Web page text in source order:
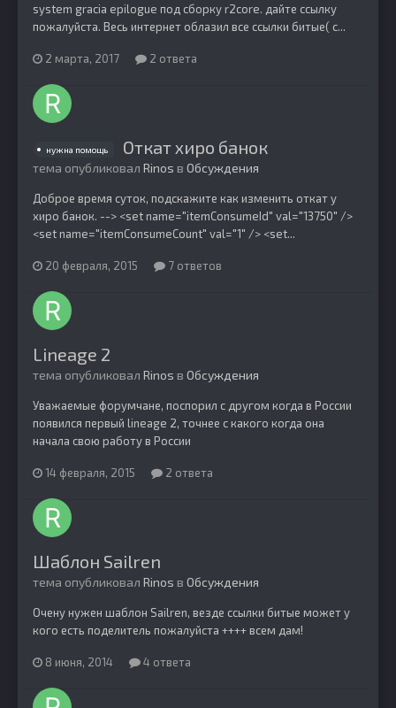
system gracia epilogue под сборку r2core. дайте ссылку
пожалуйста. Весь интернет облазил все ссылки битые( с...
2 марта, 2017 2 ответа
нужна помощь Откат хиро банок
тема опубликовал Rinos в Обсуждения
Доброе время суток, подскажите как изменить откат у
хиро банок. --> <set name="itemConsumeId" val="13750" />
<set name="itemConsumeCount" val="1" /> <set...
20 февраля, 2015 7 ответов
Lineage 2
тема опубликовал Rinos в Обсуждения
Уважаемые форумчане, поспорил с другом когда в России
появился первый lineage 2, точнее с какого когда она
начала свою работу в России
14 февраля, 2015 2 ответа
Шаблон Sailren
тема опубликовал Rinos в Обсуждения
Очену нужен шаблон Sailren, везде ссылки битые может у
кого есть поделитель пожалуйста ++++ всем дам!
8 июня, 2014 4 ответа